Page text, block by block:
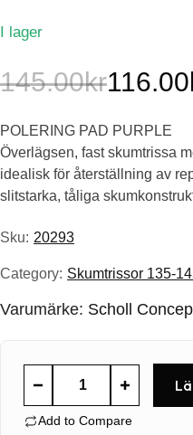
I lager
145.00kr
Det
ursprungliga
priset
116.00
Det
nuvarande
priset
POLERING PAD PURPLE
Överlägsen, fast skumtrissa
idealisk för återställning av
slitstarka, tåliga
Sku: 20293
Category: Skumtrissor 135-
Varumärke: Scholl
Foam
Add to Compare